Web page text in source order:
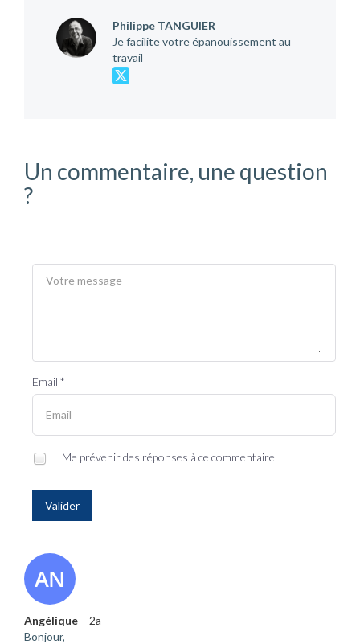
Philippe TANGUIER
Je facilite votre épanouissement au
travail
Un commentaire, une question
?
Email *
Me prévenir des réponses à ce commentaire
Valider
Angélique - 2a
Bonjour,